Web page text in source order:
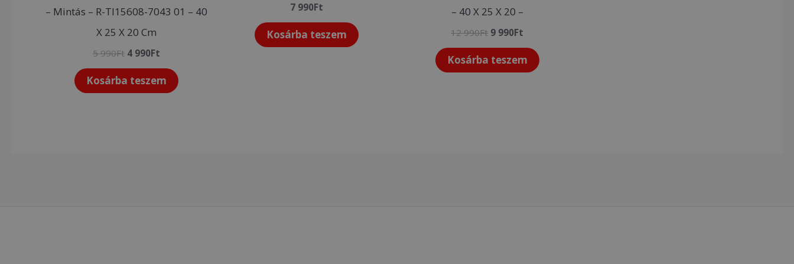
– Mintás – R-Tl15608-7043 01 – 40
X 25 X 20 Cm
5 990Ft 4 990Ft
Kosárba teszem
7 990Ft
Kosárba teszem
– 40 X 25 X 20 –
12 990Ft 9 990Ft
Kosárba teszem